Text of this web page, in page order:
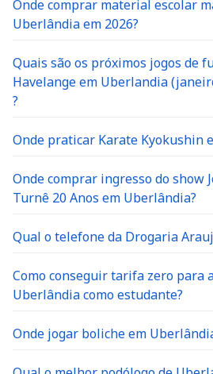
Onde comprar material escolar
Uberlândia em 2026?
Quais são os próximos jogos de
Havelange em Uberlandia
?
Onde praticar Karate Kyokushin
Onde comprar ingresso do show
Turnê 20 Anos em Uberlândia?
Qual o telefone da Drogaria
Como conseguir tarifa zero para
Uberlândia como estudante?
Onde jogar boliche em